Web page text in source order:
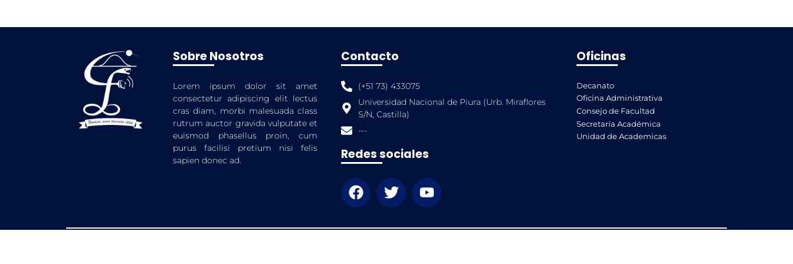
Sobre Nosotros
Lorem ipsum dolor sit amet
consectetur adipiscing elit lectus
cras diam, morbi malesuada class
rutrum auctor gravida vulputate et
euismod phasellus proin, cum
purus facilisi pretium nisi felis
sapien donec ad.
Contacto
(+51 73) 433075
Universidad Nacional de Piura (Urb. Miraflores
S/N, Castilla)
---
Redes sociales
Oficinas
Decanato
Oficina Administrativa
Consejo de Facultad
Secretaría Académica
Unidad de Academicas